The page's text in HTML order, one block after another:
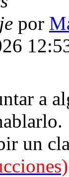
por
a
un